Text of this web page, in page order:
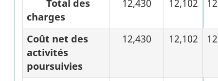
Total des
charges
12,430 12,102
Coût net des
activités
poursuivies
12,430 12,102